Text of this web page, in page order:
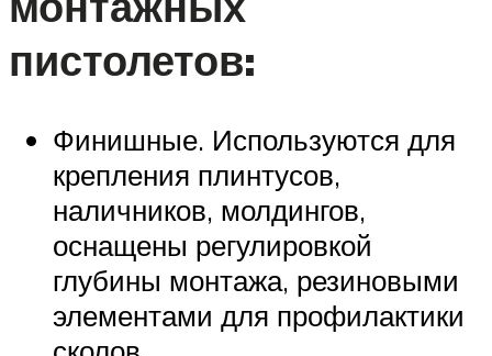
пистолетов:
Финишные. Используются для
крепления плинтусов,
наличников, молдингов,
оснащены регулировкой
глубины монтажа, резиновыми
элементами для профилактики